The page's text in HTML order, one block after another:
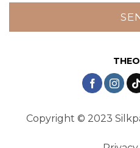
Copyright © 2023